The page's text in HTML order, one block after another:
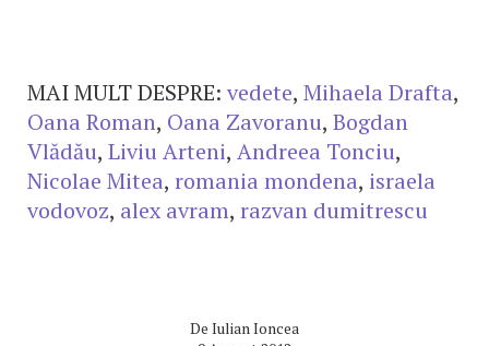
MAI MULT DESPRE: vedete, Mihaela Drafta,
Oana Roman, Oana Zavoranu, Bogdan
Vlădău, Liviu Arteni, Andreea Tonciu,
Nicolae Mitea, romania mondena, israela
vodovoz, alex avram, razvan dumitrescu
De Iulian Ioncea